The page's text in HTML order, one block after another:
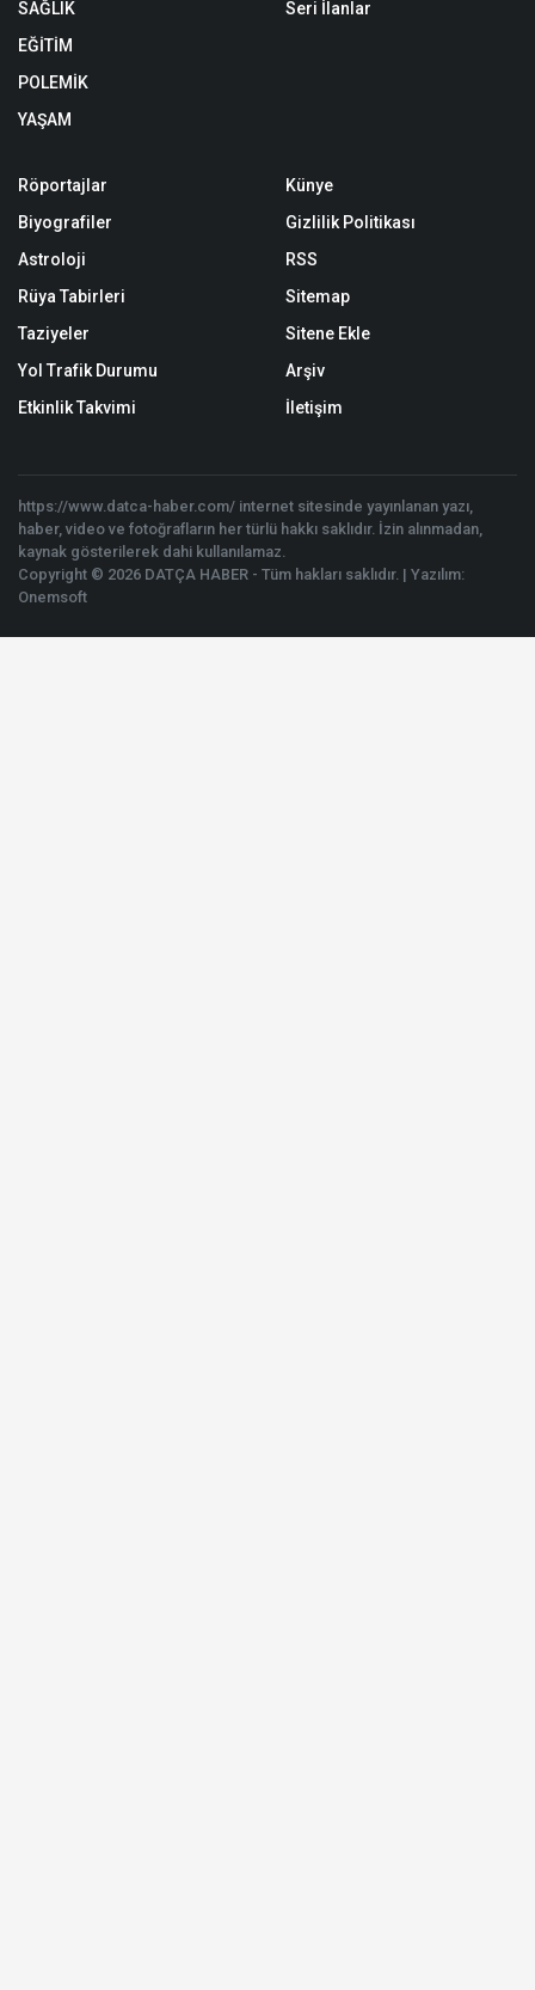
SAĞLIK
EĞİTİM
POLEMİK
YAŞAM
Seri İlanlar
Röportajlar
Biyografiler
Astroloji
Rüya Tabirleri
Taziyeler
Yol Trafik Durumu
Etkinlik Takvimi
Künye
Gizlilik Politikası
RSS
Sitemap
Sitene Ekle
Arşiv
İletişim
https://www.datca-haber.com/ internet sitesinde yayınlanan yazı,
haber, video ve fotoğrafların her türlü hakkı saklıdır. İzin alınmadan,
kaynak gösterilerek dahi kullanılamaz.
Copyright © 2026 DATÇA HABER - Tüm hakları saklıdır. | Yazılım:
Onemsoft